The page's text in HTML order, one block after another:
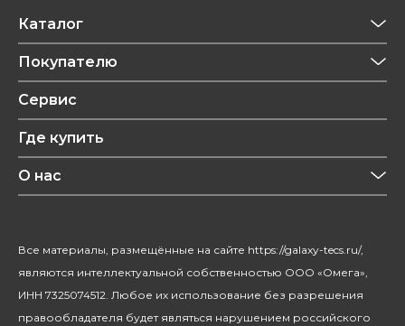
Каталог
Приготовление напитков
Техника для кухни
Уход за волосами
Красота и здоровье
Уход за домом
Посуда
Покупателю
Обзоры
Рецепты
Сервис
Где купить
О нас
Благотворительность
Все материалы, размещённые на сайте https://galaxy-tecs.ru/,
являются интеллектуальной собственностью ООО «Омега»,
ИНН 7325074512. Любое их использование без разрешения
правообладателя будет являться нарушением российского